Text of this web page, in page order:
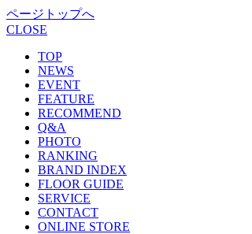
ページトップへ
CLOSE
TOP
NEWS
EVENT
FEATURE
RECOMMEND
Q&A
PHOTO
RANKING
BRAND INDEX
FLOOR GUIDE
SERVICE
CONTACT
ONLINE STORE